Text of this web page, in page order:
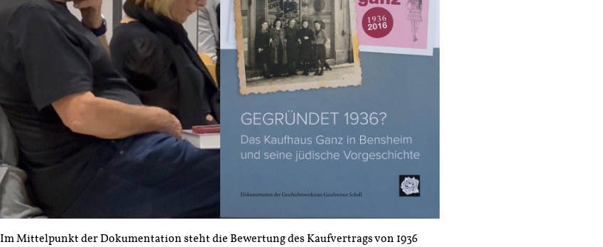
Im Mittelpunkt der Dokumentation steht die Bewertung des Kaufvertrags von 1936